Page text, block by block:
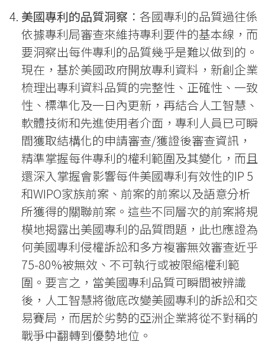
美國專利的品質洞察 ：各國專利的品質過往係
依據專利局審查來維持專利要件的基本線，而
要洞察出每件專利的品質幾乎是難以做到的。
現在，基於美國政府開放專利資料，新創企業
梳理出專利資料品質的完整性、正確性、一致
性、標準化及一日內更新，再結合人工智慧、
軟體技術和先進使用者介面，專利人員已可瞬
間獲取結構化的申請審查/獲證後審查資訊，
精準掌握每件專利的權利範圍及其變化，而且
還深入掌握會影響每件美國專利有效性的IP 5
和WIPO家族前案、前案的前案以及語意分析
所獲得的關聯前案。這些不同層次的前案將規
模地揭露出美國專利的品質問題，此也應證為
何美國專利侵權訴訟和多方複審無效審查近乎
75-80%被無效、不可執行或被限縮權利範
圍。要言之，當美國專利品質可瞬間被辨識
後，人工智慧將徹底改變美國專利的訴訟和交
易賽局，而居於劣勢的亞洲企業將從不對稱的
戰爭中翻轉到優勢地位。